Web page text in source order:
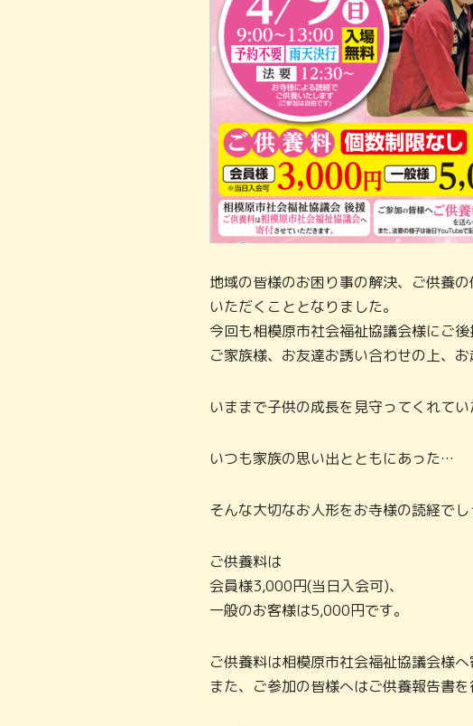
地域の皆様のお困り事の解決、ご供養
いただくこととなりました。
今回も相模原市社会福祉協議会様にご後
ご家族様、お友達お誘い合わせの上、お
いままで子供の成長を見守ってくれて
いつも家族の思い出とともにあった…
そんな大切なお人形をお寺様の読経で
ご供養料は
会員様3,000円(当日入会可)、
一般のお客様は5,000円です。
ご供養料は相模原市社会福祉協議会様へ
また、ご参加の皆様へはご供養報告書